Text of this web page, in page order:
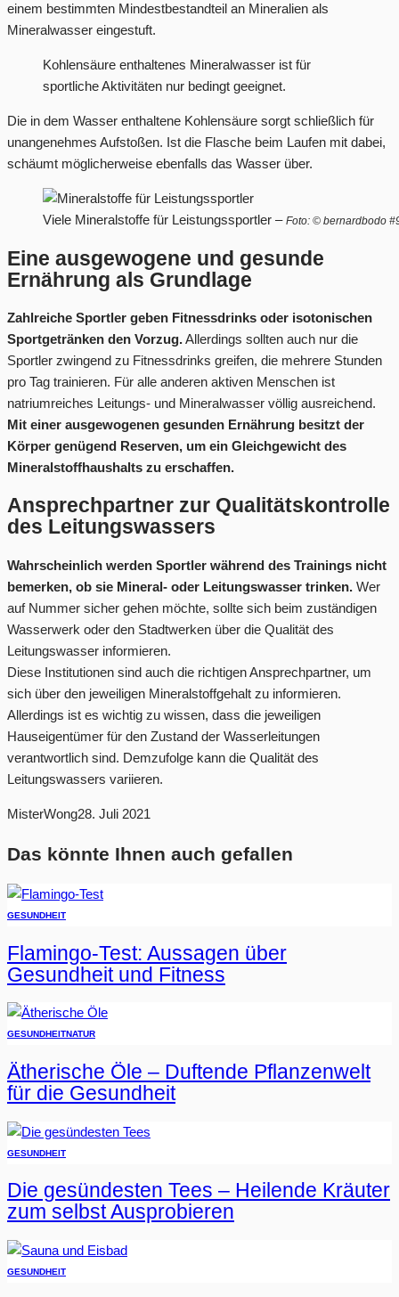
einem bestimmten Mindestbestandteil an Mineralien als
Mineralwasser eingestuft.
Kohlensäure enthaltenes Mineralwasser ist für
sportliche Aktivitäten nur bedingt geeignet.
Die in dem Wasser enthaltene Kohlensäure sorgt schließlich für
unangenehmes Aufstoßen. Ist die Flasche beim Laufen mit dabei,
schäumt möglicherweise ebenfalls das Wasser über.
Viele Mineralstoffe für Leistungssportler – Foto: © bernardbodo
Eine ausgewogene und gesunde
Ernährung als Grundlage
Zahlreiche Sportler geben Fitnessdrinks oder isotonischen
Sportgetränken den Vorzug.Allerdings sollten auch nur die
Sportler zwingend zu Fitnessdrinks greifen, die mehrere Stunden
pro Tag trainieren. Für alle anderen aktiven Menschen ist
natriumreiches Leitungs- und Mineralwasser völlig ausreichend.
Mit einer ausgewogenen gesunden Ernährung besitzt der
Körper genügend Reserven, um ein Gleichgewicht des
Mineralstoffhaushalts zu erschaffen.
Ansprechpartner zur Qualitätskontrolle
des Leitungswassers
Wahrscheinlich werden Sportler während des Trainings nicht
bemerken, ob sie Mineral- oder Leitungswasser trinken. Wer
auf Nummer sicher gehen möchte, sollte sich beim zuständigen
Wasserwerk oder den Stadtwerken über die Qualität des
Leitungswasser informieren.
Diese Institutionen sind auch die richtigen Ansprechpartner, um
sich über den jeweiligen Mineralstoffgehalt zu informieren.
Allerdings ist es wichtig zu wissen, dass die jeweiligen
Hauseigentümer für den Zustand der Wasserleitungen
verantwortlich sind. Demzufolge kann die Qualität des
Leitungswassers variieren.
MisterWong28. Juli 2021
Das könnte Ihnen auch gefallen
GESUNDHEIT
Flamingo-Test: Aussagen über
Gesundheit und Fitness
GESUNDHEITNATUR
Ätherische Öle – Duftende Pflanzenwelt
für die Gesundheit
GESUNDHEIT
Die gesündesten Tees – Heilende Kräuter
zum selbst Ausprobieren
GESUNDHEIT